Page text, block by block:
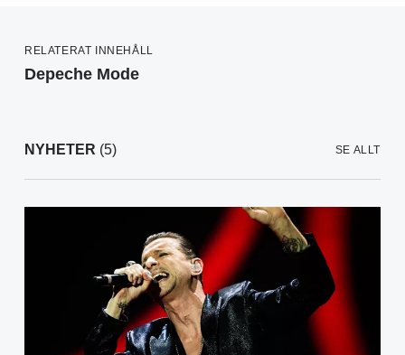
RELATERAT INNEHÅLL
Depeche Mode
NYHETER (5) SE ALLT